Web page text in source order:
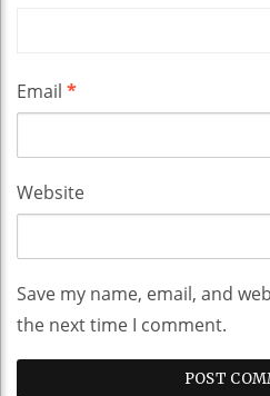
Email *
Website
Save my name, email, and
the next time I comment.